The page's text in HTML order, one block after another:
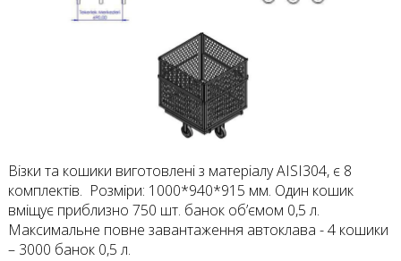
Візки та кошики виготовлені з матеріалу AISI304, є 8
комплектів. Розміри: 1000*940*915 мм. Один кошик
вміщує приблизно 750 шт. банок об’ємом 0,5 л.
Максимальне повне завантаження автоклава - 4 кошики
– 3000 банок 0,5 л.